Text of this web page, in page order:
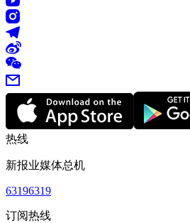
热线
新报业媒体总机
63196319
订阅热线